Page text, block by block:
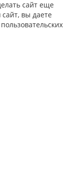
сайт еще
вы даете